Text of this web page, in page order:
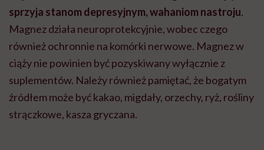
sprzyja stanom depresyjnym, wahaniom nastroju.
Magnez działa neuroprotekcyjnie, wobec czego
również ochronnie na komórki nerwowe. Magnez w
ciąży nie powinien być pozyskiwany wyłącznie z
suplementów. Należy również pamiętać, że bogatym
źródłem może być kakao, migdały, orzechy, ryż, rośliny
strączkowe, kasza gryczana.